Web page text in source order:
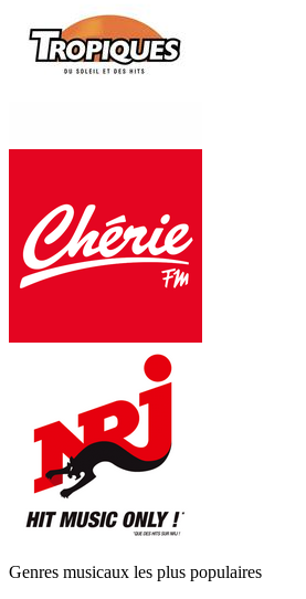
Genres musicaux les plus populaires